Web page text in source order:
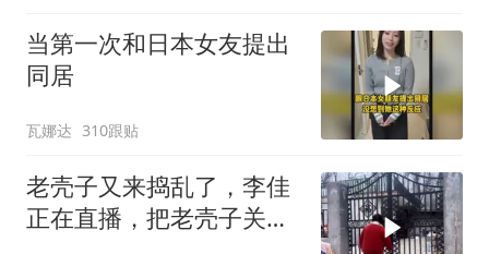
当第一次和日本女友提出
同居
瓦娜达 310跟贴
老壳子又来捣乱了，李佳
正在直播，把老壳子关在